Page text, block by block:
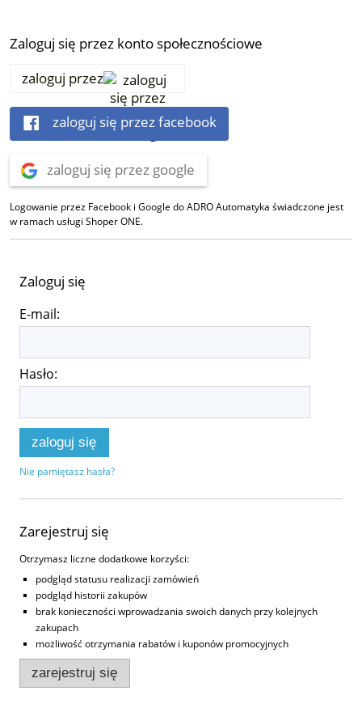
Zaloguj się przez konto społecznościowe
zaloguj przez
zaloguj się przez facebook
zaloguj się przez google
Logowanie przez Facebook i Google do ADRO Automatyka świadczone jest
w ramach usługi Shoper ONE.
Zaloguj się
E-mail:
Hasło:
zaloguj się
Nie pamiętasz hasła?
Zarejestruj się
Otrzymasz liczne dodatkowe korzyści:
podgląd statusu realizacji zamówień
podgląd historii zakupów
brak konieczności wprowadzania swoich danych przy kolejnych
zakupach
możliwość otrzymania rabatów i kuponów promocyjnych
zarejestruj się